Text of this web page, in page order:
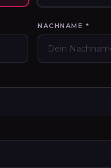
NACHNAME *